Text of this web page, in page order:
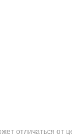
отличаться от